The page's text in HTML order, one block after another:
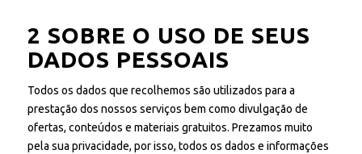
2 SOBRE O USO DE SEUS
DADOS PESSOAIS
Todos os dados que recolhemos são utilizados para a
prestação dos nossos serviços bem como divulgação de
ofertas, conteúdos e materiais gratuitos. Prezamos muito
pela sua privacidade, por isso, todos os dados e informações